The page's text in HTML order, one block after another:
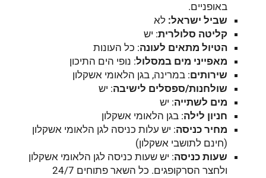
באופניים.
שביל ישראל: לא
קליטה סלולרית: יש
הטיול מתאים לעונה: כל העונות
מאפייני מים במסלול: נופי הים התיכון
שירותים: במרינה, בגן הלאומי אשקלון
שולחנות/ספסלים לישיבה: יש
מים לשתייה: יש
חניון לילה: בגן הלאומי אשקלון
מחיר כניסה: יש עלות כניסה לגן הלאומי אשקלון
(חינם לתושבי אשקלון)
שעות כניסה: יש שעות כניסה לגן הלאומי אשקלון
ולחצר הסרקופגים. כל השאר פתוחים 24/7